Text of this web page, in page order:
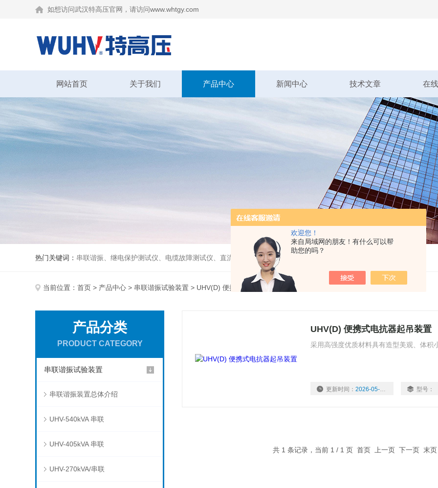
欢迎您！
来自局域网的朋友！有什么可以帮
助您的吗？
如想访问武汉特高压官网，请访问www.whtgy.com
网站首页 关于我们 产品中心 新闻中心 技术文章 在
热门关键词： 串联谐振、继电保护测试仪、电缆故障测试仪、直流高压发生器等
当前位置： 首页 > 产品中心 > 串联谐振试验装置 > UHV(D) 便携式电抗器
产品分类
PRODUCT CATEGORY
串联谐振试验装置
串联谐振装置总体介绍
UHV-540kVA 串联
UHV-405kVA 串联
UHV-270kVA/串联
UHV(D) 便携式电抗器起吊装置
采用高强度优质材料具有造型美观、体积
更新时间：2026-05-22 型号：
共 1 条记录，当前 1 / 1 页 首页 上一页 下一页 末